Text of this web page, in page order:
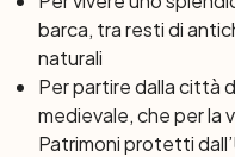
barca, tra resti di
naturali
Per partire dalla città
medievale, che per la
Patrimoni protetti